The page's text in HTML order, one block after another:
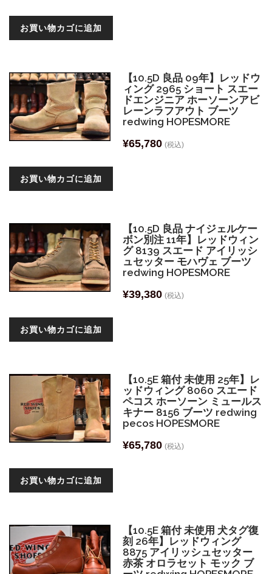
お買い物カゴに追加
【10.5D 良品 09年】レッドウ
ィング 2965 ショート スエー
ドエンジニア ホーソーンアビ
レーンラフアウト ブーツ
redwing HOPESMORE
¥65,780 (税込)
お買い物カゴに追加
【10.5D 良品 ナイジェルケー
ボン別注 11年】レッドウィン
グ 8139 スエード アイリッシ
ュセッター モハヴェ ブーツ
redwing HOPESMORE
¥39,380 (税込)
お買い物カゴに追加
【10.5E 箱付 未使用 25年】レ
ッドウィング 8060 スエード
ペコス ホーソーン ミュールス
キナー 8156 ブーツ redwing
pecos HOPESMORE
¥65,780 (税込)
お買い物カゴに追加
【10.5E 箱付 未使用 犬タグ復
刻 26年】レッドウィング
8875 アイリッシュセッター
赤茶 オロラセット モック ブ